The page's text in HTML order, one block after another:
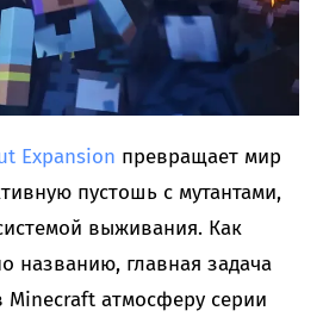
Expansion превращает мир
пустошь с мутантами,
выживания. Как
названию, главная задача
Minecraft атмосферу серии